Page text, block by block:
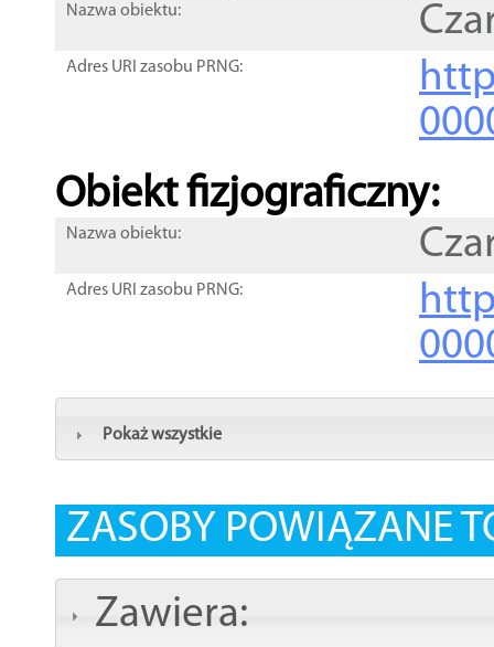
Nazwa obiektu:
Adres URI zasobu PRNG:
Obiekt fizjograficzny:
Nazwa obiektu:
Adres URI zasobu PRNG:
Pokaż wszystkie
ZASOBY POWIĄZANE
Zawiera: